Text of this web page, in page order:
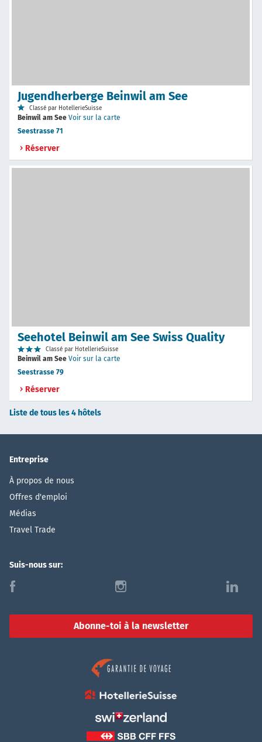
Jugendherberge Beinwil am See
Classé par HotellerieSuisse
Beinwil am See Voir sur la carte
Seestrasse 71
Réserver
Seehotel Beinwil am See Swiss Quality
Classé par HotellerieSuisse
Beinwil am See Voir sur la carte
Seestrasse 79
Réserver
Liste de tous les 4 hôtels
Entreprise
À propos de nous
Offres d'emploi
Médias
Travel Trade
Suis-nous sur:
f i l
Abonne-toi à la newsletter